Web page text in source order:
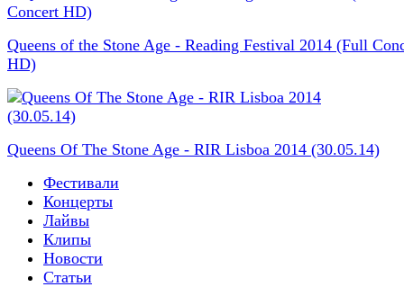
Queens of the Stone Age - Reading Festival 2014 (Full
HD)
Queens Of The Stone Age - RIR Lisboa 2014 (30.05.14)
Фестивали
Концерты
Лайвы
Клипы
Новости
Статьи